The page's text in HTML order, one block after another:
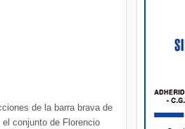
de la barra brava de
conjunto de Florencio